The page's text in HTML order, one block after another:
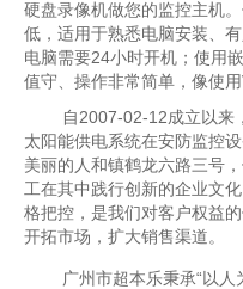
硬盘录像机做您的监控主机
低，适用于熟悉电脑安装、
电脑需要24小时开机；使用
值守、操作非常简单，像使用
自2007-02-12成立以来
太阳能供电系统在安防监控
美丽的人和镇鹤龙六路三号
工在其中践行创新的企业文
格把控，是我们对客户权益
开拓市场，扩大销售渠道。
广州市超本乐秉承“以